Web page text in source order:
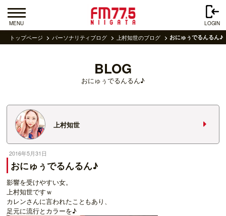
MENU LOGIN
トップページ パーソナリティブログ 上村知世のブログ おにゅぅでるんるん♪
BLOG
おにゅぅでるんるん♪
上村知世
2016年5月31日
おにゅぅでるんるん♪
影響を受けやすい女。
上村知世ですｗ
カレンさんに言われたこともあり、
足元に流行とカラーを♪